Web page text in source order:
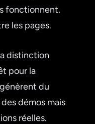
fonctionnent.
les pages.
distinction
pour la
du
démos mais
réelles.